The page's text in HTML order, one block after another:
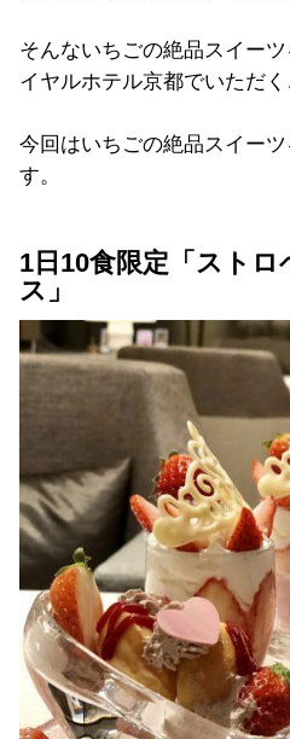
そんないちごの絶品スイー
イヤルホテル京都でいただく
今回はいちごの絶品スイー
す。
1日10食限定「スト
ス」